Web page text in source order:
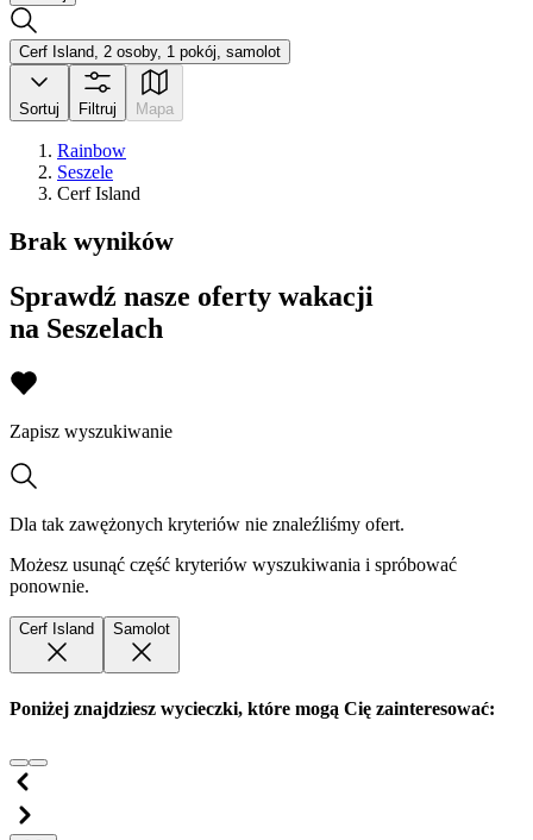
Cerf Island, 2 osoby, 1 pokój, samolot
Sortuj Filtruj Mapa
Rainbow
Seszele
Cerf Island
Brak wyników
Sprawdź nasze oferty wakacji
na Seszelach
Zapisz wyszukiwanie
Dla tak zawężonych kryteriów nie znaleźliśmy ofert.
Możesz usunąć część kryteriów wyszukiwania i spróbować
ponownie.
Cerf Island Samolot
Poniżej znajdziesz wycieczki, które mogą Cię zainteresować: